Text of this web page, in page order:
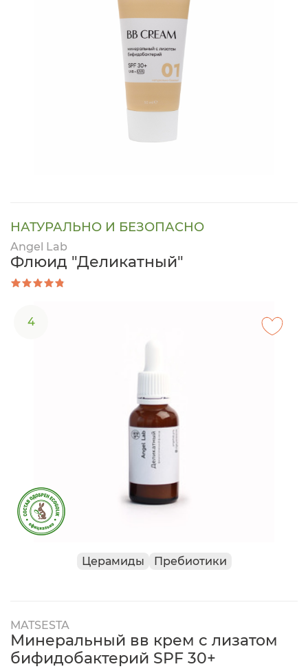
НАТУРАЛЬНО И БЕЗОПАСНО
Angel Lab
Флюид "Деликатный"
4
Церамиды Пребиотики
MATSESTA
Минеральный вв крем с лизатом
бифидобактерий SPF 30+